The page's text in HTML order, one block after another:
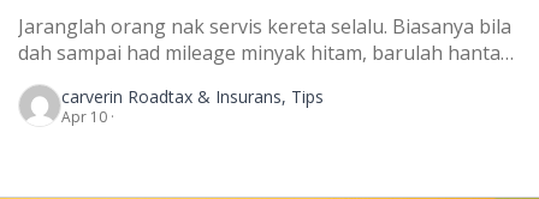
Jaranglah orang nak servis kereta selalu. Biasanya bila
dah sampai had mileage minyak hitam, barulah hantar
kereta untuk servis. Ni namanya servis kereta untuk
jangka panjang. Untuk servis jangka panjang, ada 5
benda utama kita perlu ambil kira untuk periksa dan
carverin Roadtax & Insurans, Tips
Apr 10 ·